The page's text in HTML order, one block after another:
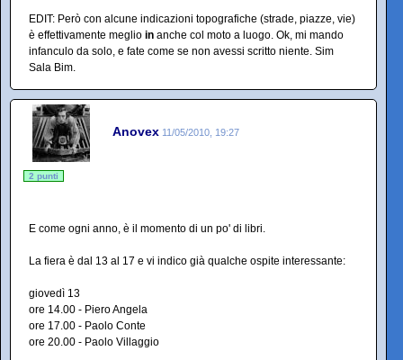
EDIT: Però con alcune indicazioni topografiche (strade, piazze, vie)
è effettivamente meglio in anche col moto a luogo. Ok, mi mando
infanculo da solo, e fate come se non avessi scritto niente. Sim
Sala Bim.
Anovex 11/05/2010, 19:27
2 punti
E come ogni anno, è il momento di un po' di libri.
La fiera è dal 13 al 17 e vi indico già qualche ospite interessante:
giovedì 13
ore 14.00 - Piero Angela
ore 17.00 - Paolo Conte
ore 20.00 - Paolo Villaggio